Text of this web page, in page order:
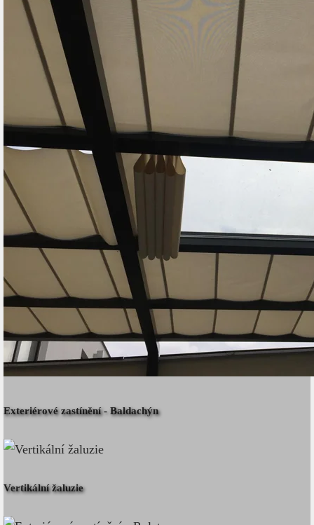
Exteriérové zastínění - Baldachýn
Vertikální žaluzie